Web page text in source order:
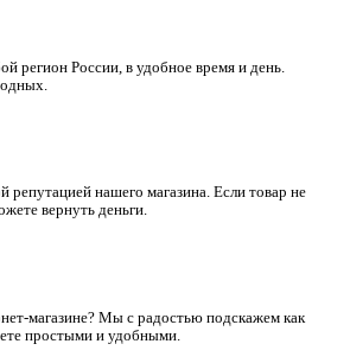
регион России, в удобное время и день.
нашего магазина. Если товар не
вернуть деньги.
магазине? Мы с радостью подскажем как
простыми и удобными.